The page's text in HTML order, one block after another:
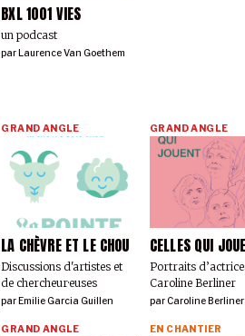
BXL 1001 VIES
un podcast
parLaurence Van Goethem
LA CHÈVRE ET LE CHOU
Discussions d'artistes et
de chercheur·euses
GRAND ANGLE
parEmilie Garcia Guillen
CELLES QUI
Portraits
Caroline Berliner
GRAND ANGLE
parCaroline Berliner
GRAND ANGLE EN CHANTIER